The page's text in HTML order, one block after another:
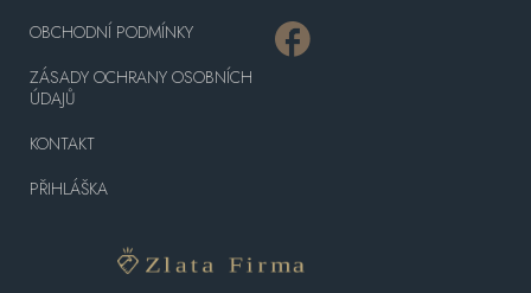
OBCHODNÍ PODMÍNKY
ZÁSADY OCHRANY OSOBNÍCH
ÚDAJŮ
KONTAKT
PŘIHLÁŠKA